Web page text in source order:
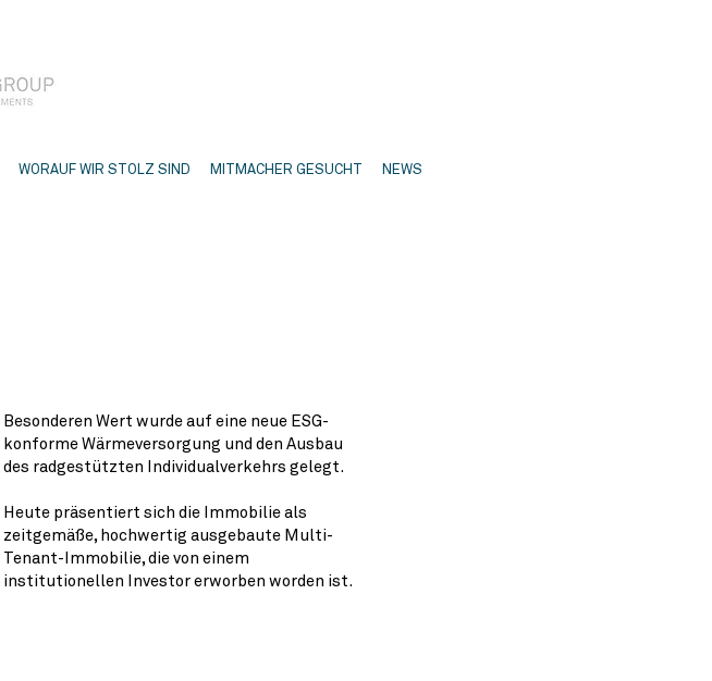
WORAUF WIR STOLZ SIND MITMACHER GESUCHT NEWS
Besonderen Wert wurde auf eine neue ESG-
konforme Wärmeversorgung und den Ausbau
des radgestützten Individualverkehrs gelegt.
Heute präsentiert sich die Immobilie als
zeitgemäße, hochwertig ausgebaute Multi-
Tenant-Immobilie, die von einem
institutionellen Investor erworben worden ist.